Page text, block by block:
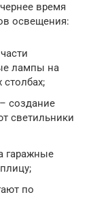
время
освещения:
лампы на
создание
светильники
гаражные
по